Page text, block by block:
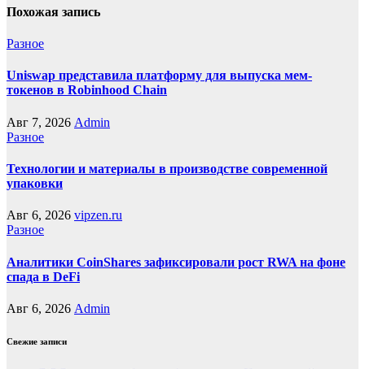
Похожая запись
Разное
Uniswap представила платформу для выпуска мем-
токенов в Robinhood Chain
Авг 7, 2026 Admin
Разное
Технологии и материалы в производстве современной
упаковки
Авг 6, 2026 vipzen.ru
Разное
Аналитики CoinShares зафиксировали рост RWA на фоне
спада в DeFi
Авг 6, 2026 Admin
Свежие записи